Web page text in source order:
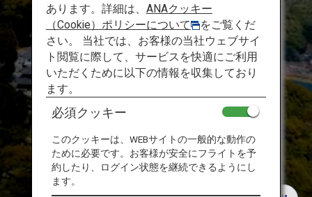
旅のアイデア
行き先
旅のお役立ち情報
ANA サービス
岩国錦帯橋空港から
岩国・宮島を巡る
おすすめの旅
あります。詳細は、 ANAクッキー
（Cookie）ポリシーについて
をご覧くだ
さい。 当社では、お客様の当社ウェブサイ
ト閲覧に際して、サービスを快適にご利用
いただくために以下の情報を収集しており
ます。
必須クッキー
このクッキーは、WEBサイトの一般的な動作の
ために必要です。お客様が安全にフライトを予
約したり、ログイン状態を継続できるようにし
ます。